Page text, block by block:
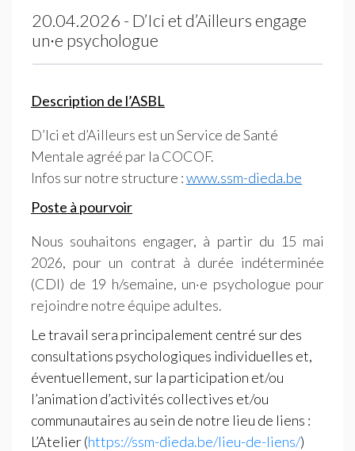
20.04.2026 - D’Ici et d’Ailleurs engage
un∙e psychologue
Description de l’ASBL
D’Ici et d’Ailleurs est un Service de Santé
Mentale agréé par la COCOF.
Infos sur notre structure :www.ssm-dieda.be
Poste à pourvoir
Nous souhaitons engager, à partir du 15 mai
2026, pour un contrat à durée indéterminée
(CDI) de 19 h/semaine, un·e psychologue pour
rejoindre notre équipe adultes.
Le travail sera principalement centré sur des
consultations psychologiques individuelles et,
éventuellement, sur la participation et/ou
l’animation d’activités collectives et/ou
communautaires au sein de notre lieu de liens :
L’Atelier (https://ssm-dieda.be/lieu-de-liens/)